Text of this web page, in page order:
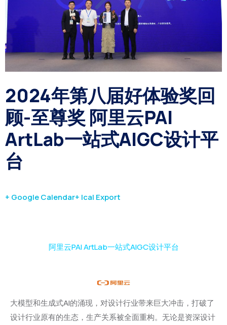
2024年第八届好体验奖回
顾-至尊奖 阿里云PAI
ArtLab一站式AIGC设计平
台
+ Google Calendar+ Ical Export
阿里云PAI ArtLab一站式AIGC设计平台
大模型和生成式AI的涌现，对设计行业带来巨大冲击，打破了
设计行业原有的生态，生产关系被全面重构。无论是资深设计